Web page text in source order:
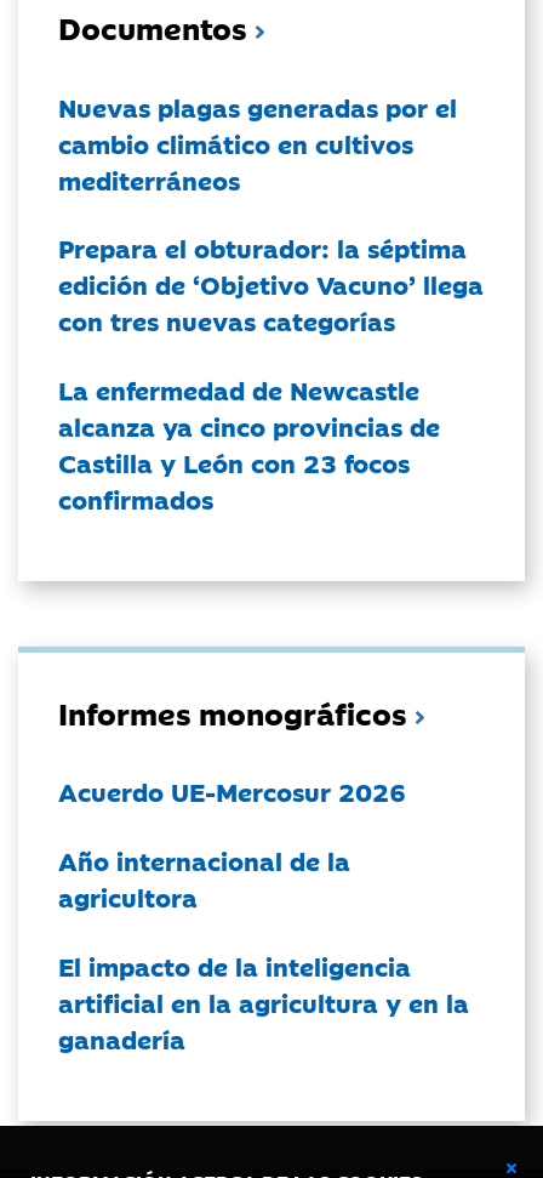
Documentos
Nuevas plagas generadas por el
cambio climático en cultivos
mediterráneos
Prepara el obturador: la séptima
edición de ‘Objetivo Vacuno’ llega
con tres nuevas categorías
La enfermedad de Newcastle
alcanza ya cinco provincias de
Castilla y León con 23 focos
confirmados
Informes monográficos
Acuerdo UE-Mercosur 2026
Año internacional de la
agricultora
El impacto de la inteligencia
artificial en la agricultura y en la
ganadería